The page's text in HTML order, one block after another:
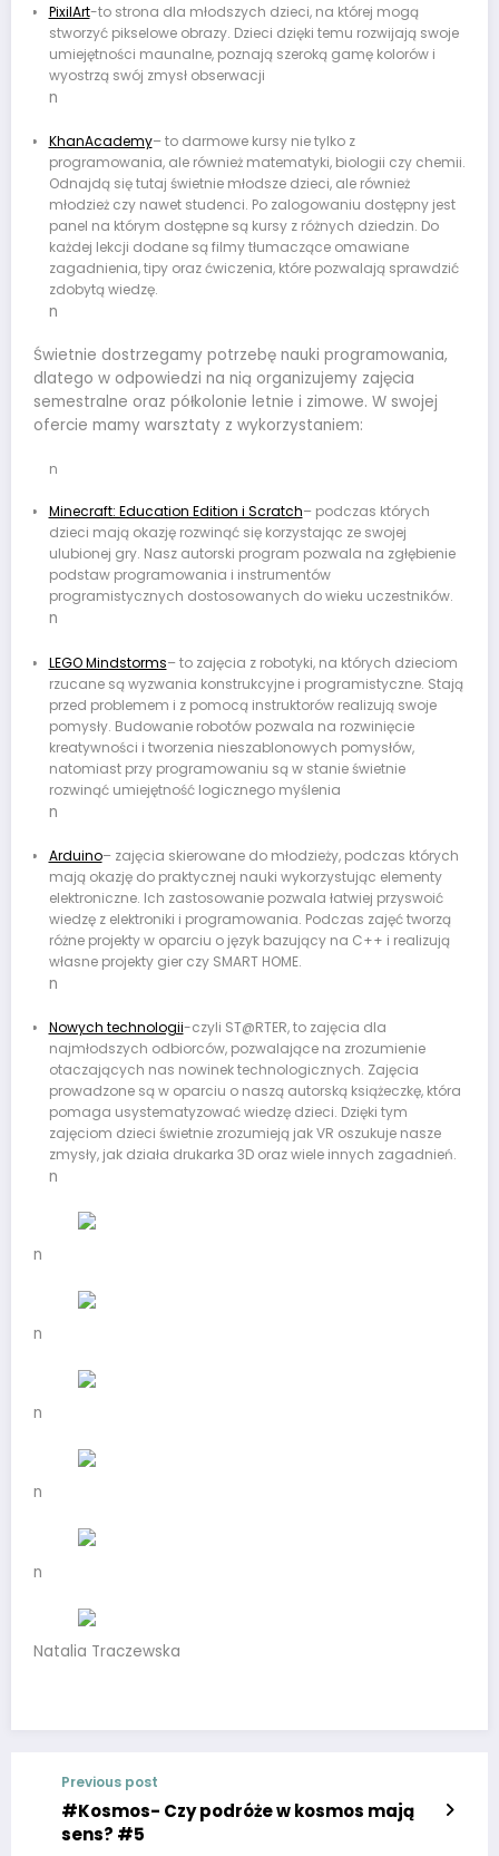
PixilArt-to strona dla młodszych dzieci, na której mogą
stworzyć pikselowe obrazy. Dzieci dzięki temu rozwijają swoje
umiejętności maunalne, poznają szeroką gamę kolorów i
wyostrzą swój zmysł obserwacji
n
KhanAcademy– to darmowe kursy nie tylko z
programowania, ale również matematyki, biologii czy chemii.
Odnajdą się tutaj świetnie młodsze dzieci, ale również
młodzież czy nawet studenci. Po zalogowaniu dostępny jest
panel na którym dostępne są kursy z różnych dziedzin. Do
każdej lekcji dodane są filmy tłumaczące omawiane
zagadnienia, tipy oraz ćwiczenia, które pozwalają sprawdzić
zdobytą wiedzę.
n
Świetnie dostrzegamy potrzebę nauki programowania,
dlatego w odpowiedzi na nią organizujemy zajęcia
semestralne oraz półkolonie letnie i zimowe. W swojej
ofercie mamy warsztaty z wykorzystaniem:
n
Minecraft: Education Edition i Scratch– podczas których
dzieci mają okazję rozwinąć się korzystając ze swojej
ulubionej gry. Nasz autorski program pozwala na zgłębienie
podstaw programowania i instrumentów
programistycznych dostosowanych do wieku uczestników.
n
LEGO Mindstorms– to zajęcia z robotyki, na których dzieciom
rzucane są wyzwania konstrukcyjne i programistyczne. Stają
przed problemem i z pomocą instruktorów realizują swoje
pomysły. Budowanie robotów pozwala na rozwinięcie
kreatywności i tworzenia nieszablonowych pomysłów,
natomiast przy programowaniu są w stanie świetnie
rozwinąć umiejętność logicznego myślenia
n
Arduino– zajęcia skierowane do młodzieży, podczas których
mają okazję do praktycznej nauki wykorzystując elementy
elektroniczne. Ich zastosowanie pozwala łatwiej przyswoić
wiedzę z elektroniki i programowania. Podczas zajęć tworzą
różne projekty w oparciu o język bazujący na C++ i realizują
własne projekty gier czy SMART HOME.
n
Nowych technologii-czyli ST@RTER, to zajęcia dla
najmłodszych odbiorców, pozwalające na zrozumienie
otaczających nas nowinek technologicznych. Zajęcia
prowadzone są w oparciu o naszą autorską książeczkę, która
pomaga usystematyzować wiedzę dzieci. Dzięki tym
zajęciom dzieci świetnie zrozumieją jak VR oszukuje nasze
zmysły, jak działa drukarka 3D oraz wiele innych zagadnień.
n
n
n
n
n
n
Natalia Traczewska
Previous post
#Kosmos- Czy podróże w kosmos mają
sens? #5